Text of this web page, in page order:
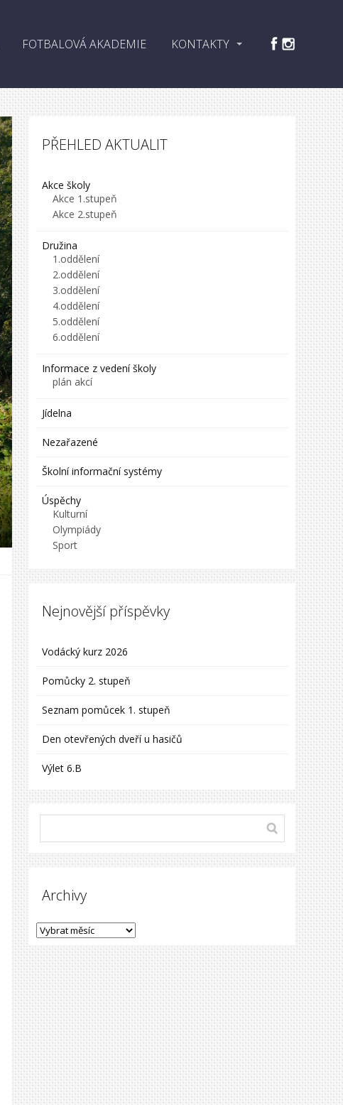
FOTBALOVÁ AKADEMIE KONTAKTY
PŘEHLED AKTUALIT
Akce školy
Akce 1.stupeň
Akce 2.stupeň
Družina
1.oddělení
2.oddělení
3.oddělení
4.oddělení
5.oddělení
6.oddělení
Informace z vedení školy
plán akcí
Jídelna
Nezařazené
Školní informační systémy
Úspěchy
Kulturní
Olympiády
Sport
Nejnovější příspěvky
Vodácký kurz 2026
Pomůcky 2. stupeň
Seznam pomůcek 1. stupeň
Den otevřených dveří u hasičů
Výlet 6.B
Archivy